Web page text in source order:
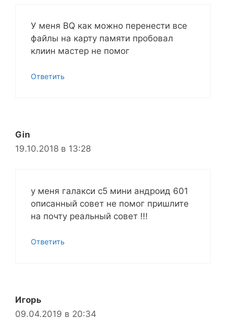
У меня BQ как можно перенести все
файлы на карту памяти пробовал
клиин мастер не помог
Ответить
Gin
19.10.2018 в 13:28
у меня галакси с5 мини андроид 601
описанный совет не помог пришлите
на почту реальный совет !!!
Ответить
Игорь
09.04.2019 в 20:34